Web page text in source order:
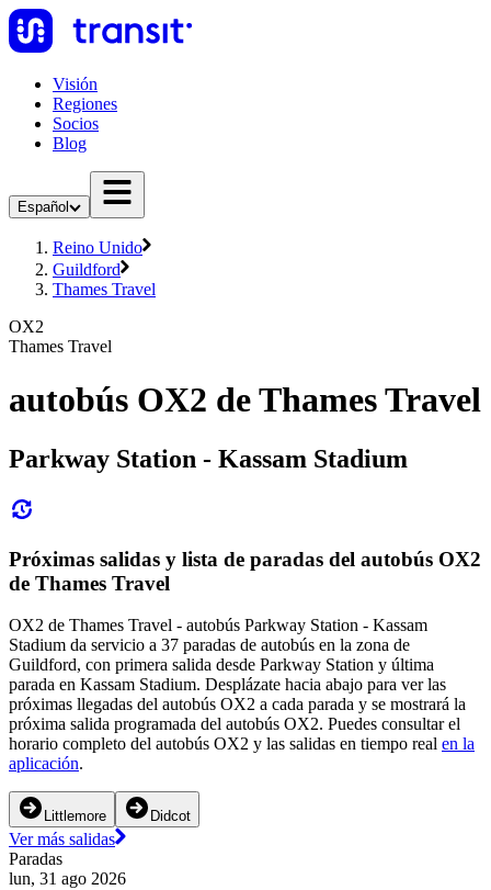
Visión
Regiones
Socios
Blog
Español
Reino Unido
Guildford
Thames Travel
OX2
Thames Travel
autobús OX2 de Thames Travel
Parkway Station - Kassam Stadium
Próximas salidas y lista de paradas del autobús OX2
de Thames Travel
OX2 de Thames Travel - autobús Parkway Station - Kassam
Stadium da servicio a 37 paradas de autobús en la zona de
Guildford, con primera salida desde Parkway Station y última
parada en Kassam Stadium. Desplázate hacia abajo para ver las
próximas llegadas del autobús OX2 a cada parada y se mostrará la
próxima salida programada del autobús OX2. Puedes consultar el
horario completo del autobús OX2 y las salidas en tiempo real en la
aplicación.
Littlemore Didcot
Ver más salidas
Paradas
lun, 31 ago 2026